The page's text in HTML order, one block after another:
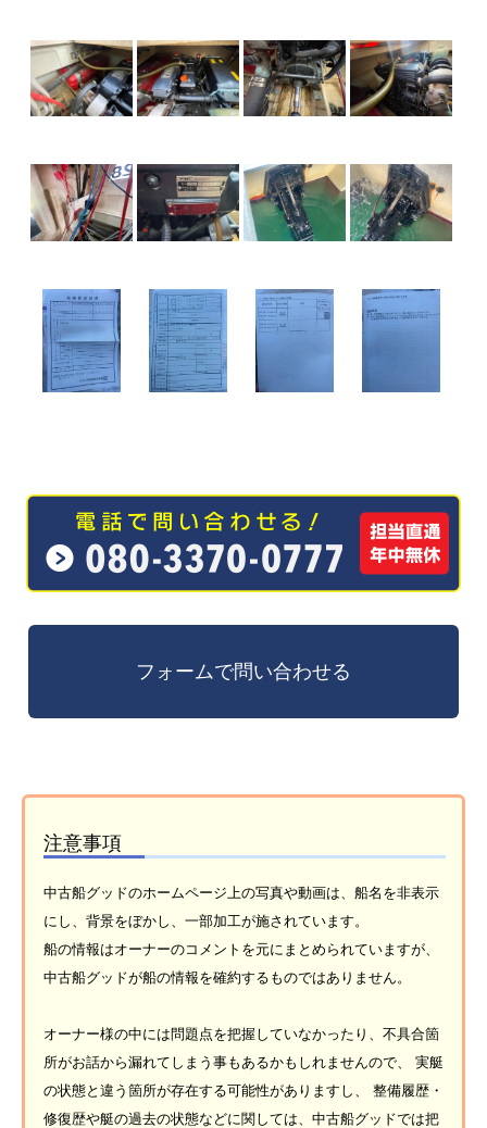
注意事項
中古船グッドのホームページ上の写真や動画は、船名を非表示
にし、背景をぼかし、一部加工が施されています。
船の情報はオーナーのコメントを元にまとめられていますが、
中古船グッドが船の情報を確約するものではありません。
オーナー様の中には問題点を把握していなかったり、不具合箇
所がお話から漏れてしまう事もあるかもしれませんので、 実艇
の状態と違う箇所が存在する可能性がありますし、 整備履歴・
修復歴や艇の過去の状態などに関しては、中古船グッドでは把